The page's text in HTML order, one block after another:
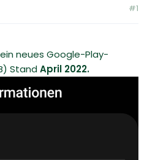
#1
neues Google-Play-
StandApril 2022.